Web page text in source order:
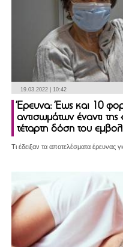
19.03.2022 | 10:42
Έρευνα: Έως και 10
αντισωμάτων έναντι
τέταρτη δόση του
Τι έδειξαν τα αποτελέσματα έρευνας